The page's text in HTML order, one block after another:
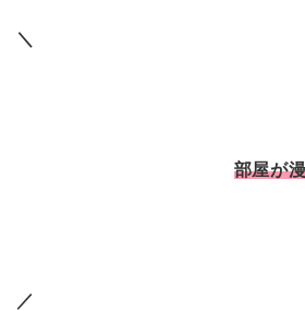
＼
部屋が
／